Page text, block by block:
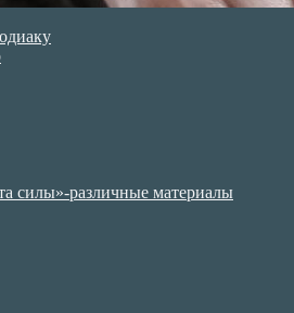
силы»-различные материалы